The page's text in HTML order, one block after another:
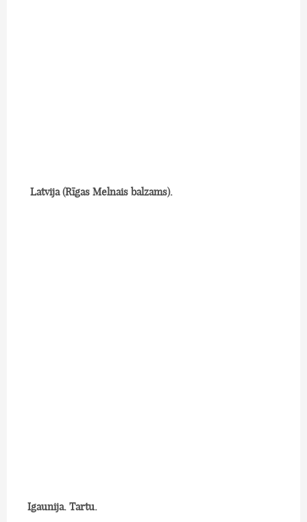
Latvija (Rīgas Melnais balzams).
Igaunija. Tartu.